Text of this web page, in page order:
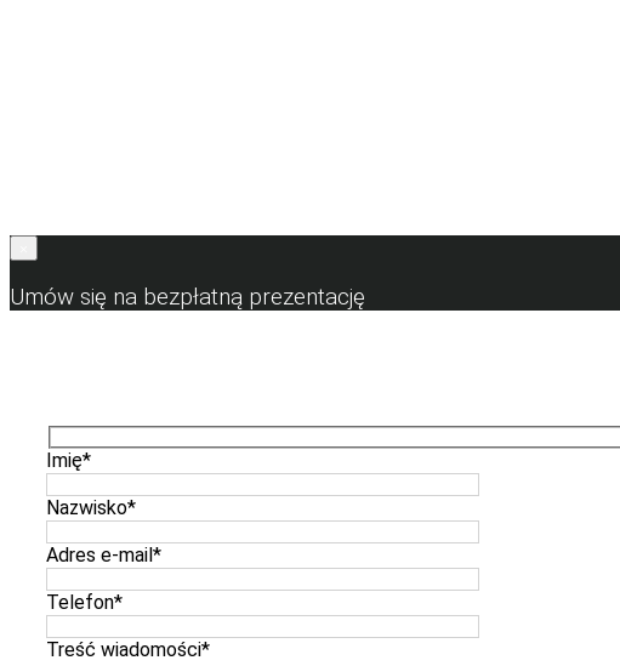
Umów się na bezpłatną prezentację
Imię*
Nazwisko*
Adres e-mail*
Telefon*
Treść wiadomości*